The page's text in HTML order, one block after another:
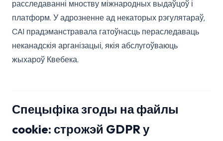
расследаванні мноству міжнародных выдаўцоў і
платформ. У адрозненне ад некаторых рэгулятараў,
CAI прадэманстравала гатоўнасць пераследаваць
неканадскія арганізацыі, якія абслугоўваюць
жыхароў Квебека.
Спецыфіка згоды на файлы
cookie: строжэй GDPR у